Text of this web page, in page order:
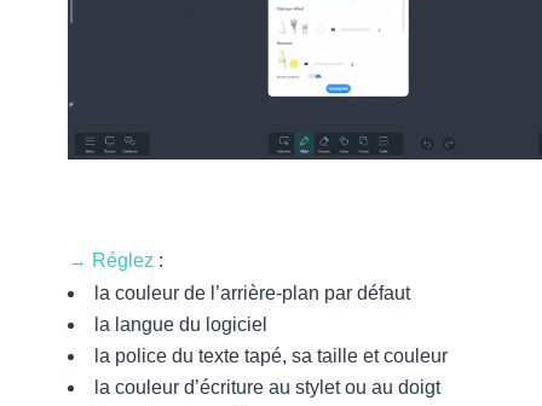
→ Réglez :
la couleur de l’arrière-plan par défaut
la langue du logiciel
la police du texte tapé, sa taille et couleur
la couleur d’écriture au stylet ou au doigt